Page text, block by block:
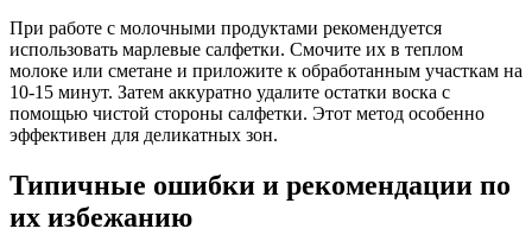
При работе с молочными продуктами рекомендуется
использовать марлевые салфетки. Смочите их в теплом
молоке или сметане и приложите к обработанным участкам на
10-15 минут. Затем аккуратно удалите остатки воска с
помощью чистой стороны салфетки. Этот метод особенно
эффективен для деликатных зон.
Типичные ошибки и рекомендации по
их избежанию